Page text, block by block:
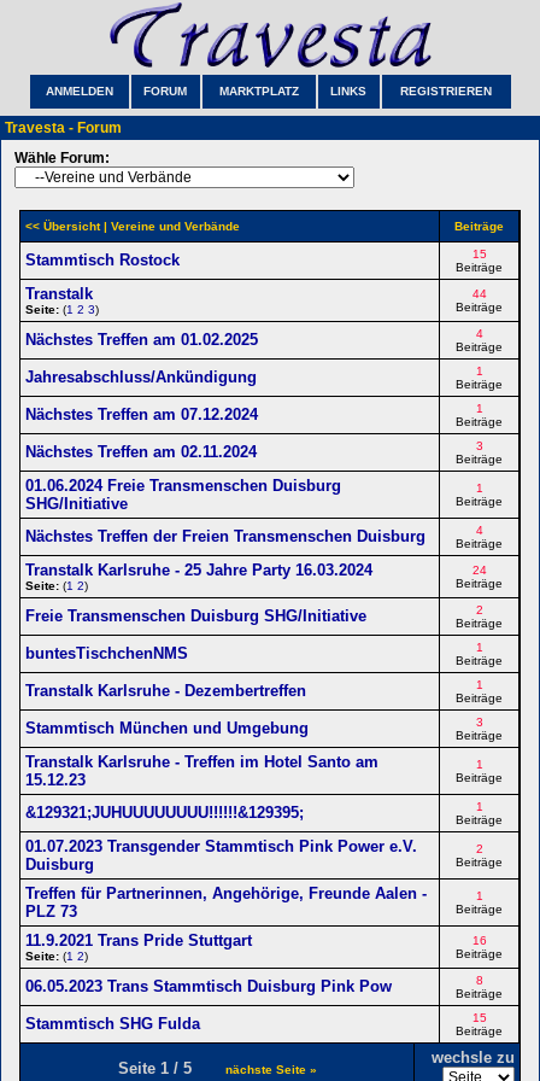
ANMELDEN FORUM MARKTPLATZ LINKS REGISTRIEREN
Travesta - Forum
Wähle Forum:
<< Übersicht| Vereine und Verbände Beiträge
Stammtisch Rostock
15
Beiträge
Transtalk
Seite: (1 2 3)
44
Beiträge
Nächstes Treffen am 01.02.2025
4
Beiträge
Jahresabschluss/Ankündigung
1
Beiträge
Nächstes Treffen am 07.12.2024
1
Beiträge
Nächstes Treffen am 02.11.2024
3
Beiträge
01.06.2024 Freie Transmenschen Duisburg
SHG/Initiative
1
Beiträge
Nächstes Treffen der Freien Transmenschen Duisburg
4
Beiträge
Transtalk Karlsruhe - 25 Jahre Party 16.03.2024
Seite: (1 2)
24
Beiträge
Freie Transmenschen Duisburg SHG/Initiative
2
Beiträge
buntesTischchenNMS
1
Beiträge
Transtalk Karlsruhe - Dezembertreffen
1
Beiträge
Stammtisch München und Umgebung
3
Beiträge
Transtalk Karlsruhe - Treffen im Hotel Santo am
15.12.23
1
Beiträge
&129321;JUHUUUUUUUU!!!!!!&129395;
1
Beiträge
01.07.2023 Transgender Stammtisch Pink Power e.V.
Duisburg
2
Beiträge
Treffen für Partnerinnen, Angehörige, Freunde Aalen -
PLZ 73
1
Beiträge
11.9.2021 Trans Pride Stuttgart
Seite: (1 2)
16
Beiträge
06.05.2023 Trans Stammtisch Duisburg Pink Pow
8
Beiträge
Stammtisch SHG Fulda
15
Beiträge
Seite 1 / 5 nächste Seite »
wechsle zu